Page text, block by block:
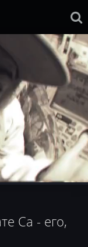
Са - его,